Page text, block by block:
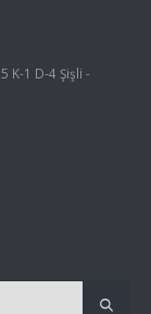
K-1 D-4 Şişli -